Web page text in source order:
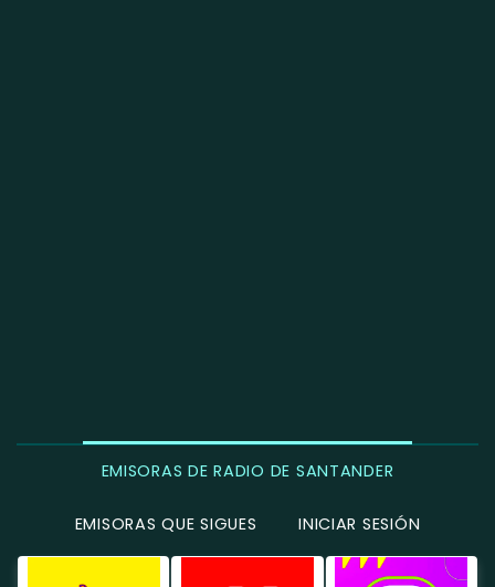
EMISORAS DE RADIO DE SANTANDER
EMISORAS QUE SIGUES INICIAR SESIÓN